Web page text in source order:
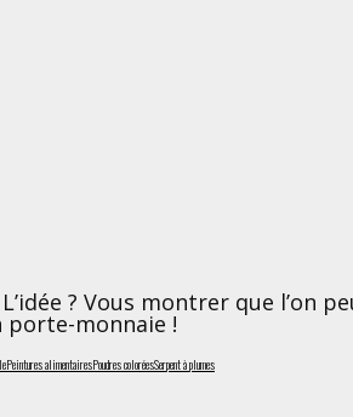
? Vous montrer que l’on
monnaie !
Peintures alimentairesPoudres coloréesSerpent à plumes